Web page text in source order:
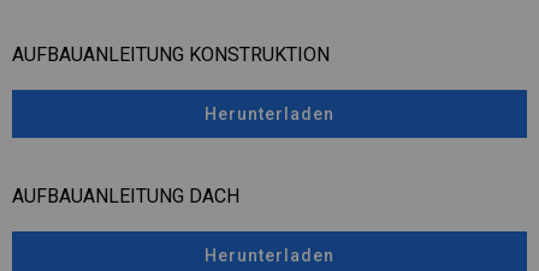
AUFBAUANLEITUNG KONSTRUKTION
Herunterladen
AUFBAUANLEITUNG DACH
Herunterladen